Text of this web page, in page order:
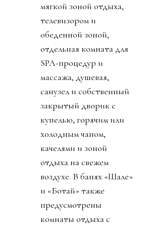
мягкой зоной отдыха,
телевизором и
обеденной зоной,
отдельная комната для
SPA-процедур и
массажа, душевая,
санузел и собственный
закрытый дворик с
купелью, горячим или
холодным чаном,
качелями и зоной
отдыха на свежем
воздухе. В банях «Шале»
и «Ботай» также
предусмотрены
комнаты отдыха с